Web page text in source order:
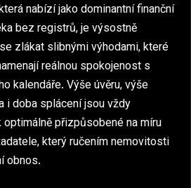
nabízí jako dominantní finanční
bez registrů, je výsostně
zlákat slibnými výhodami, které
reálnou spokojenost s
kalendáře. Výše úvěru, výše
i doba splácení jsou vždy
přizpůsobené na míru
který ručením nemovitosti
obnos.